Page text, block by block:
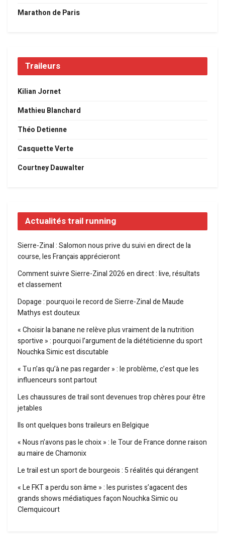
Marathon de Paris
Traileurs
Kilian Jornet
Mathieu Blanchard
Théo Detienne
Casquette Verte
Courtney Dauwalter
Actualités trail running
Sierre-Zinal : Salomon nous prive du suivi en direct de la
course, les Français apprécieront
Comment suivre Sierre-Zinal 2026 en direct : live, résultats
et classement
Dopage : pourquoi le record de Sierre-Zinal de Maude
Mathys est douteux
« Choisir la banane ne relève plus vraiment de la nutrition
sportive » : pourquoi l’argument de la diététicienne du sport
Nouchka Simic est discutable
« Tu n’as qu’à ne pas regarder » : le problème, c’est que les
influenceurs sont partout
Les chaussures de trail sont devenues trop chères pour être
jetables
Ils ont quelques bons traileurs en Belgique
« Nous n’avons pas le choix » : le Tour de France donne raison
au maire de Chamonix
Le trail est un sport de bourgeois : 5 réalités qui dérangent
« Le FKT a perdu son âme » : les puristes s’agacent des
grands shows médiatiques façon Nouchka Simic ou
Clemquicourt